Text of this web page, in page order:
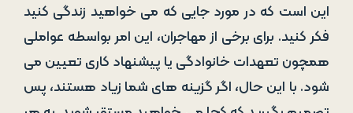
این است که در مورد جایی که می خواهید زندگی کنید
فکر کنید. برای برخی از مهاجران، این امر بواسطه عواملی
همچون تعهدات خانوادگی یا پیشنهاد کاری تعیین می
شود. با این حال، اگر گزینه های شما زیاد هستند، پس